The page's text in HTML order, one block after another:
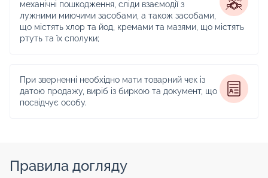
механічні пошкодження, сліди взаємодії з
лужними миючими засобами, а також засобами,
що містять хлор та йод, кремами та мазями, що містять
ртуть та їх сполуки;
При зверненні необхідно мати товарний чек із
датою продажу, виріб із биркою та документ, що
посвідчує особу.
Правила догляду